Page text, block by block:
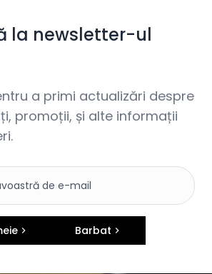
la newsletter-ul
a primi actualizări despre
promoții, și alte informații
Barbat